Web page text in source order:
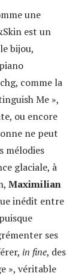
une
est un
bijou,
comme la
Me »,
ou encore
ne peut
mélodies
glaciale, à
Maximilian
inédit entre
ses
in fine, des
», véritable